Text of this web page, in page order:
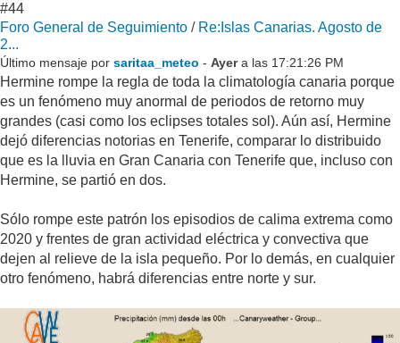
#44
Foro General de Seguimiento / Re:Islas Canarias. Agosto de
2...
Último mensaje por saritaa_meteo - Ayera las 17:21:26 PM
Hermine rompe la regla de toda la climatología canaria porque
es un fenómeno muy anormal de periodos de retorno muy
grandes (casi como los eclipses totales sol). Aún así, Hermine
dejó diferencias notorias en Tenerife, comparar lo distribuido
que es la lluvia en Gran Canaria con Tenerife que, incluso con
Hermine, se partió en dos.
Sólo rompe este patrón los episodios de calima extrema como
2020 y frentes de gran actividad eléctrica y convectiva que
dejen al relieve de la isla pequeño. Por lo demás, en cualquier
otro fenómeno, habrá diferencias entre norte y sur.